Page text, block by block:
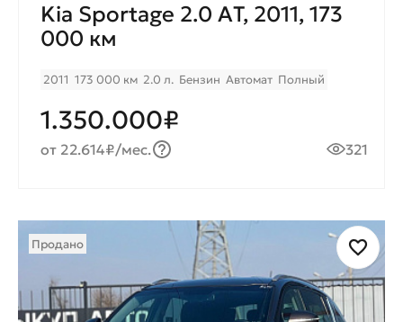
Kia Sportage 2.0 AТ, 2011, 173
000 км
2011 173 000 км 2.0 л. Бензин Автомат Полный
1.350.000₽
от 22.614₽/мес. 321
Продано